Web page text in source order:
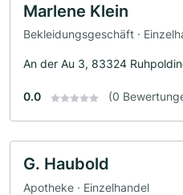
Marlene Klein
Bekleidungsgeschäft ·
An der Au 3, 83324
0.0 (0
G. Haubold
Apotheke · Einzelhandel